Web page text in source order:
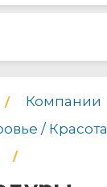
Компании
/ Красота